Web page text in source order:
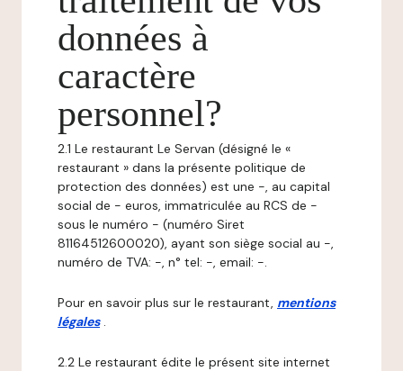
données à
caractère
personnel?
2.1 Le restaurant Le Servan (désigné le «
restaurant » dans la présente politique de
protection des données) est une -, au capital
social de - euros, immatriculée au RCS de -
sous le numéro - (numéro Siret
81164512600020), ayant son siège social au -,
numéro de TVA: -, n° tel: -, email: -.
Pour en savoir plus sur le restaurant, mentions
légales .
2.2 Le restaurant édite le présent site internet